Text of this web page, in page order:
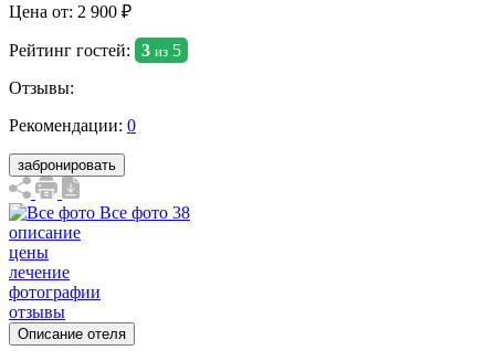
Цена от: 2 900 ₽
Рейтинг гостей: 3 из 5
Отзывы:
Рекомендации: 0
забронировать
Все фото 38
описание
цены
лечение
фотографии
отзывы
Описание отеля